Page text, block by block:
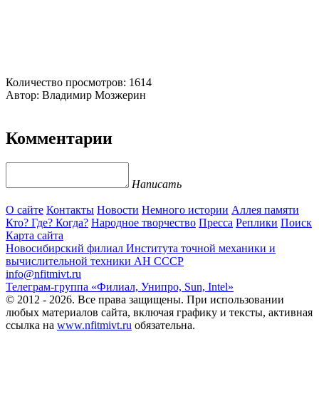
Количество просмотров: 1614
Автор: Владимир Мозжерин
Комментарии
Написать
О сайте Контакты Новости Немного истории Аллея памяти
Кто? Где? Когда? Народное творчество Пресса Реплики Поиск
Карта сайта
Новосибирский филиал Института точной механики и
вычислительной техники АН СССР
info@nfitmivt.ru
Телеграм-группа «Филиал, Унипро, Sun, Intel»
© 2012 - 2026. Все права защищены. При использовании
любых материалов сайта, включая графику и тексты, активная
ссылка на www.nfitmivt.ru обязательна.